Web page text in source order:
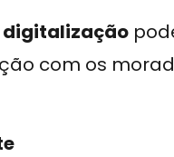
digitalização
com os